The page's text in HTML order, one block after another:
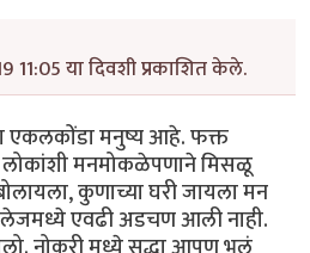
11:05 या दिवशी प्रकाशित केले.
एकलकोंडा मनुष्य आहे. फक्त
लोकांशी मनमोकळेपणाने मिसळू
कुणाच्या घरी जायला मन
एवढी अडचण आली नाही.